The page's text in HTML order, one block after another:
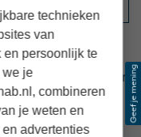
89%
winsten en
afhankelijk van
met zich
en
technieken
van
en persoonlijk te
we je
combineren
je weten en
advertenties